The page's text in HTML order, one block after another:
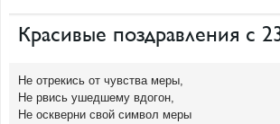
Красивые поздравления с
Не отрекись от чувства меры,
Не рвись ушедшему вдогон,
Не оскверни свой символ меры